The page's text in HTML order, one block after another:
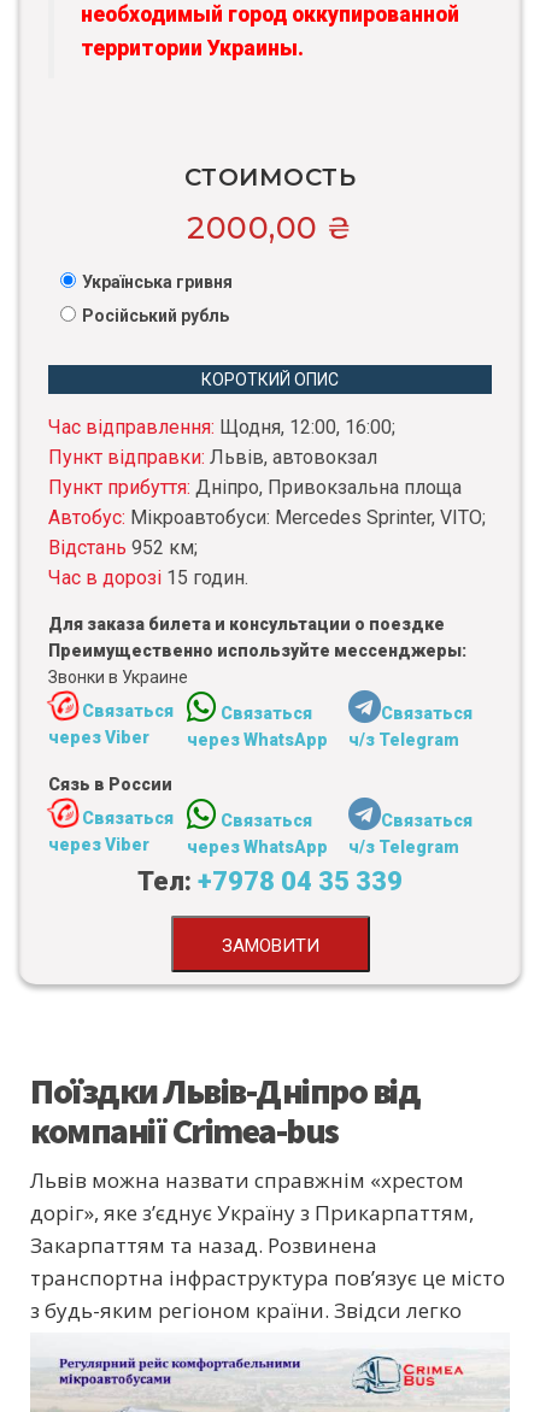
необходимый город оккупированной
территории Украины.
СТОИМОСТЬ
2000,00 ₴
Українська гривня
Російський рубль
КОРОТКИЙ ОПИС
Час відправлення: Щодня, 12:00, 16:00;
Пункт відправки: Львів, автовокзал
Пункт прибуття: Дніпро, Привокзальна площа
Автобус: Мікроавтобуси: Mercedes Sprinter, VITO;
Відстань 952 км;
Час в дорозі 15 годин.
Для заказа билета и консультации о поездке
Преимущественно используйте мессенджеры:
Звонки в Украине
Связаться
через Viber
Связаться
через WhatsApp
Связаться
ч/з Telegram
Сязь в России
Связаться
через Viber
Связаться
через WhatsApp
Связаться
ч/з Telegram
Тел: +7978 04 35 339
ЗАМОВИТИ
Поїздки Львів-Дніпро від
компанії Crimea-bus
Львів можна назвати справжнім «хрестом
доріг», яке з’єднує Україну з Прикарпаттям,
Закарпаттям та назад. Розвинена
транспортна інфраструктура пов’язує це місто
з будь-яким регіоном країни. Звідси легко